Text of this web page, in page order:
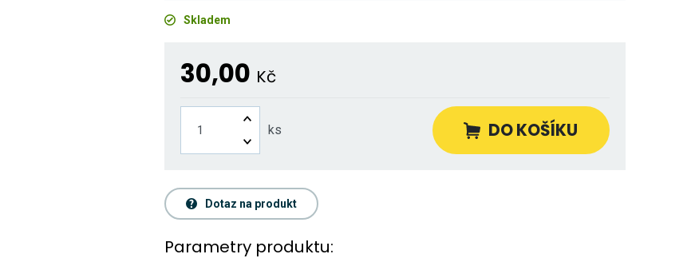
Skladem
30,00 Kč
ks DO KOŠÍKU
Dotaz na produkt
Parametry produktu: